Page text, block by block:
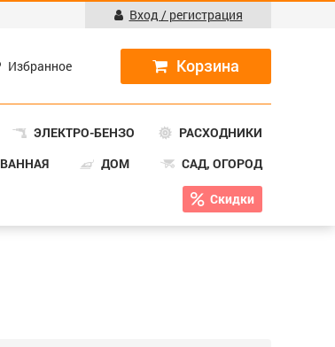
Вход / регистрация
Избранное
ЭЛЕКТРО-БЕНЗО
РАСХОДНИКИ
ВАННАЯ ДОМ САД, ОГОРОД
Скидки